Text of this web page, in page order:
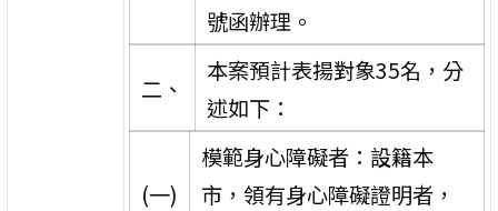
號函辦理。
二、
本案預計表揚對象35名，分
述如下：
(一)
模範身心障礙者：設籍本
市，領有身心障礙證明者，